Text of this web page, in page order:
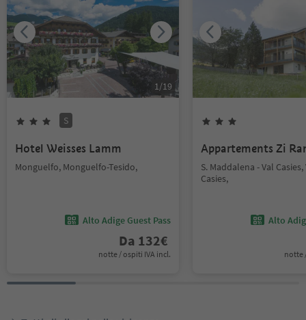
1/19
S
Hotel Weisses Lamm
Monguelfo, Monguelfo-Tesido,
Alto Adige Guest Pass
Da 132€
notte / ospiti IVA incl.
Appartements Zi
S. Maddalena - Val
Casies,
Alto
notte